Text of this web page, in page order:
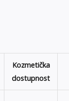
Kozmetička
dostupnost